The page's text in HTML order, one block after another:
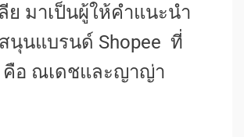
ย มาเป็นผู้ให้คำแนะนำ
นุนแบรนด์ Shopee ที่
คือ ณเดชและญาญ่า